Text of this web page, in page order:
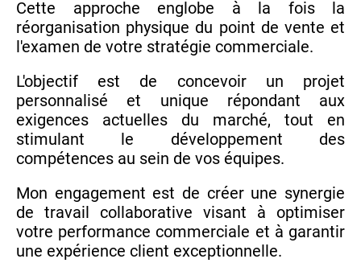
Cette approche englobe à la fois la
réorganisation physique du point de vente et
l'examen de votre stratégie commerciale.
L'objectif est de concevoir un projet
personnalisé et unique répondant aux
exigences actuelles du marché, tout en
stimulant le développement des
compétences au sein de vos équipes.
Mon engagement est de créer une synergie
de travail collaborative visant à optimiser
votre performance commerciale et à garantir
une expérience client exceptionnelle.